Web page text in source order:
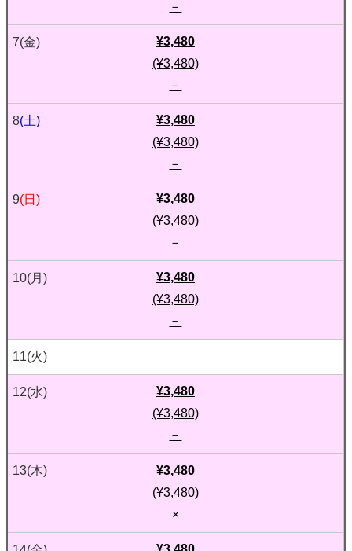
－
7(金)
¥3,480
(¥3,480)
－
8(土)
¥3,480
(¥3,480)
－
9(日)
¥3,480
(¥3,480)
－
10(月)
¥3,480
(¥3,480)
－
11(火)
12(水)
¥3,480
(¥3,480)
－
13(木)
¥3,480
(¥3,480)
×